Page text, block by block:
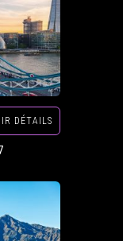
DÉTAILS